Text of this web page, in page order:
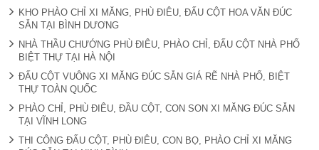
KHO PHÀO CHỈ XI MĂNG, PHÙ ĐIÊU, ĐẤU CỘT HOA VĂN ĐÚC
SẴN TẠI BÌNH DƯƠNG
NHÀ THẦU CHƯỚNG PHÙ ĐIÊU, PHÀO CHỈ, ĐẤU CỘT NHÀ PHỐ
BIỆT THỰ TẠI HÀ NỘI
ĐẤU CỘT VUÔNG XI MĂNG ĐÚC SẴN GIÁ RẼ NHÀ PHỐ, BIỆT
THỰ TOÀN QUỐC
PHÀO CHỈ, PHÙ ĐIÊU, ĐẦU CỘT, CON SON XI MĂNG ĐÚC SẴN
TẠI VĨNH LONG
THI CÔNG ĐẤU CỘT, PHÙ ĐIÊU, CON BỌ, PHÀO CHỈ XI MĂNG